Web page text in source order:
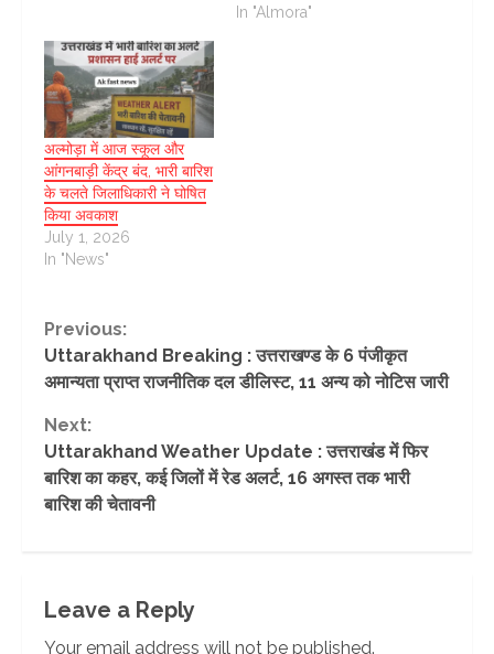
In "Almora"
अल्मोड़ा में आज स्कूल और
आंगनबाड़ी केंद्र बंद, भारी बारिश
के चलते जिलाधिकारी ने घोषित
किया अवकाश
July 1, 2026
In "News"
Continue
Reading
Previous:
Uttarakhand Breaking : उत्तराखण्ड के 6 पंजीकृत
अमान्यता प्राप्त राजनीतिक दल डीलिस्ट, 11 अन्य को नोटिस जारी
Next:
Uttarakhand Weather Update : उत्तराखंड में फिर
बारिश का कहर, कई जिलों में रेड अलर्ट, 16 अगस्त तक भारी
बारिश की चेतावनी
Leave a Reply
Your email address will not be published.